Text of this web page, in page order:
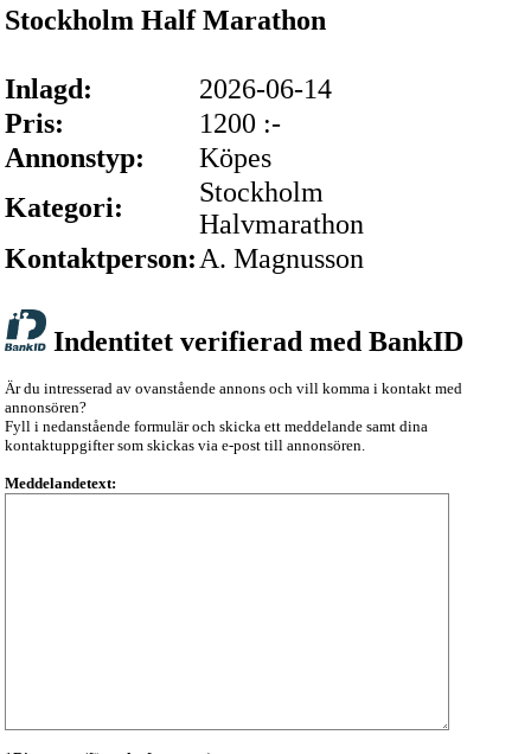
Stockholm Half Marathon
Inlagd:
2026-06-14
Pris:
1200 :-
Annonstyp:
Köpes
Kategori:
Stockholm
Halvmarathon
Kontaktperson: A. Magnusson
Indentitet verifierad med BankID
Är du intresserad av ovanstående annons och vill komma i kontakt med
annonsören?
Fyll i nedanstående formulär och skicka ett meddelande samt dina
kontaktuppgifter som skickas via e-post till annonsören.
Meddelandetext: